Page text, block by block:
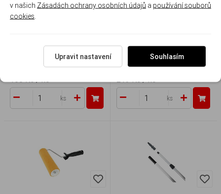
50mm FINE FINISH, 25cm
Skladem 17 ks
ks
m (2x1m)
Skladem 6 ks
ks
v našich Zásadách ochrany osobních údajů a používání souborů
cookies
Upravit nastavení Souhlasím